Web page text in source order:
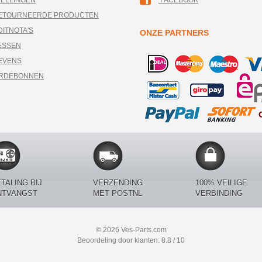
PRODUCTEN
ONZE PARTNERS
BIJ
VERZENDING
MET POSTNL
100% VEILIGE
VERBINDING
© 2026 Ves-Parts.com
Beoordeling door klanten: 8.8 / 10